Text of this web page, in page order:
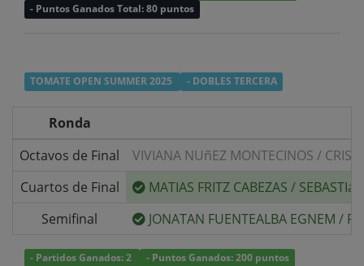
- Puntos Ganados Total: 80 puntos
TOMATE OPEN SUMMER 2025 - DOBLES TERCERA
Ronda
Octavos de Final
VIVIANA NUñEZ MONTECINOS /
Cuartos de Final
MATIAS FRITZ CABEZAS /
Semifinal
JONATAN FUENTEALBA EGNEM /
- Partidos Ganados: 2 - Puntos Ganados: 200 puntos